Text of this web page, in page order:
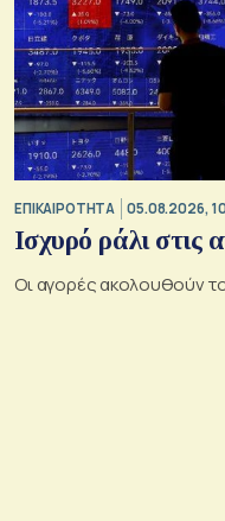
ΕΠΙΚΑΙΡΟΤΗΤΑ 05.08.2026,
Ισχυρό ράλι στις
Οι αγορές ακολουθούν